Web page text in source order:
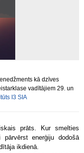
kā dzīves
vadītājiem 29. un
I3 SIA
prāts. Kur smelties
enerģiju dodošā
ikdienā.